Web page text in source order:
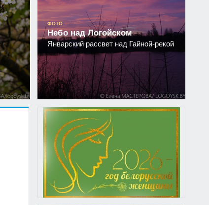
ФОТО
Небо над Логойском
Январский рассвет над Гайной-рекой